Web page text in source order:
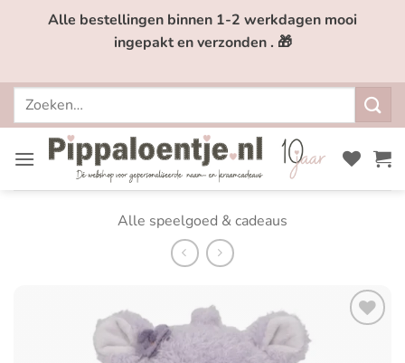
Alle bestellingen binnen 1-2 werkdagen mooi
ingepakt en verzonden . 🎁
Zoeken
Alle speelgoed & cadeaus